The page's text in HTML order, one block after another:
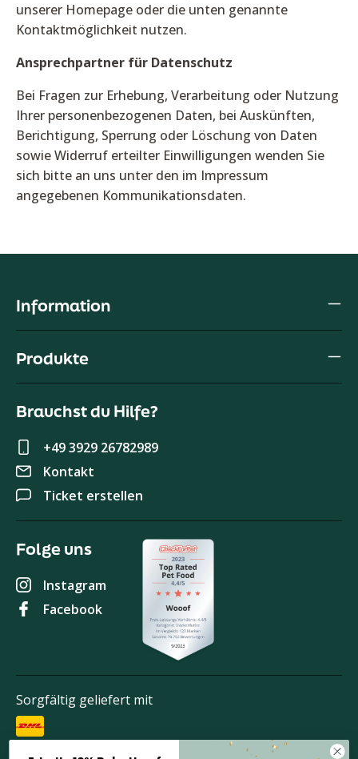
unserer Homepage oder die unten genannte
Kontaktmöglichkeit nutzen.
Ansprechpartner für Datenschutz
Bei Fragen zur Erhebung, Verarbeitung oder Nutzung
Ihrer personenbezogenen Daten, bei Auskünften,
Berichtigung, Sperrung oder Löschung von Daten
sowie Widerruf erteilter Einwilligungen wenden Sie
sich bitte an uns unter den im Impressum
angegebenen Kommunikationsdaten.
Folge uns
Instagram
Facebook
Information
Produkte
Brauchst du Hilfe?
+49 3929 26782989
Kontakt
Ticket erstellen
Sorgfältig geliefert mit